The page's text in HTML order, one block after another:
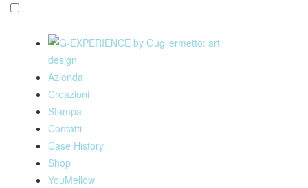
Azienda
Creazioni
Stampa
Contatti
Case History
Shop
YouMellow